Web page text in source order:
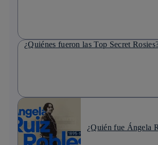
¿Quiénes fueron las Top Secret
¿Quién fue Ángela